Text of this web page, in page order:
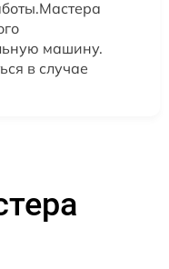
машину.
в случае